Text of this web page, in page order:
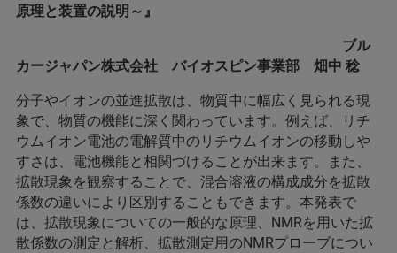
原理と装置の説明～』
ブル
カージャパン株式会社 バイオスピン事業部 畑中 稔
分子やイオンの並進拡散は、物質中に幅広く見られる現
象で、物質の機能に深く関わっています。例えば、リチ
ウムイオン電池の電解質中のリチウムイオンの移動しや
すさは、電池機能と相関づけることが出来ます。また、
拡散現象を観察することで、混合溶液の構成成分を拡散
係数の違いにより区別することもできます。本発表で
は、拡散現象についての一般的な原理、NMRを用いた拡
散係数の測定と解析、拡散測定用のNMRプローブについ